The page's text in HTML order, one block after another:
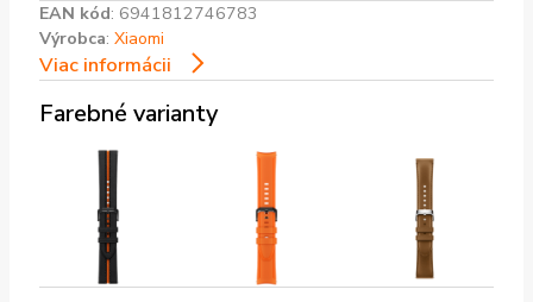
EAN kód: 6941812746783
Výrobca: Xiaomi
Viac informácii
Farebné varianty